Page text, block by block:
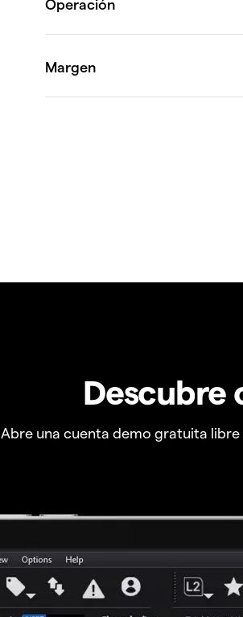
Descubre
Abre una cuenta demo gratuita